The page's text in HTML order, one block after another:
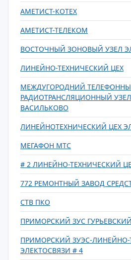
АМЕТИСТ-КОТЕХ
АМЕТИСТ-ТЕЛЕКОМ
ВОСТОЧНЫЙ ЗОНОВЫЙ УЗЕЛ
ЛИНЕЙНО-ТЕХНИЧЕСКИЙ ЦЕХ
МЕЖДУГОРОДНИЙ
РАДИОТРАНСЛЯЦИОННЫЙ
ВАСИЛЬКОВО
ЛИНЕЙНОТЕХНИЧЕСКИЙ ЦЕХ
МЕГАФОН МТС
# 2 ЛИНЕЙНО-ТЕХНИЧЕСКИЙ
772 РЕМОНТНЫЙ ЗАВОД
СТВ ПКО
ПРИМОРСКИЙ ЗУС
ПРИМОРСКИЙ ЗУЭС-ЛИНЕЙНО-
ЭЛЕКТОСВЯЗИ # 4